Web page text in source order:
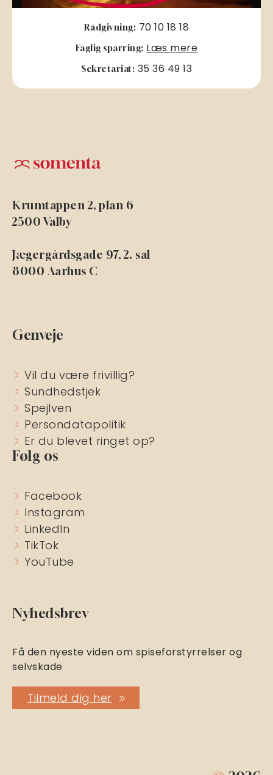
Rådgivning: 70 10 18 18
Faglig sparring: Læs mere
Sekretariat: 35 36 49 13
Krumtappen 2, plan 6
2500 Valby
Jægergårdsgade 97, 2. sal
8000 Aarhus C
Genveje
Vil du være frivillig?
Sundhedstjek
Spejlven
Persondatapolitik
Er du blevet ringet op?
Følg os
Facebook
Instagram
LinkedIn
TikTok
YouTube
Nyhedsbrev
Få den nyeste viden om spiseforstyrrelser og
selvskade
Tilmeld dig her